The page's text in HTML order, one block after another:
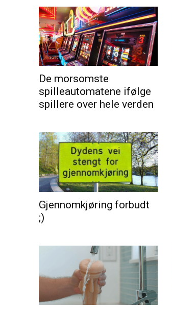
De morsomste
spilleautomatene ifølge
spillere over hele verden
Gjennomkjøring forbudt
;)